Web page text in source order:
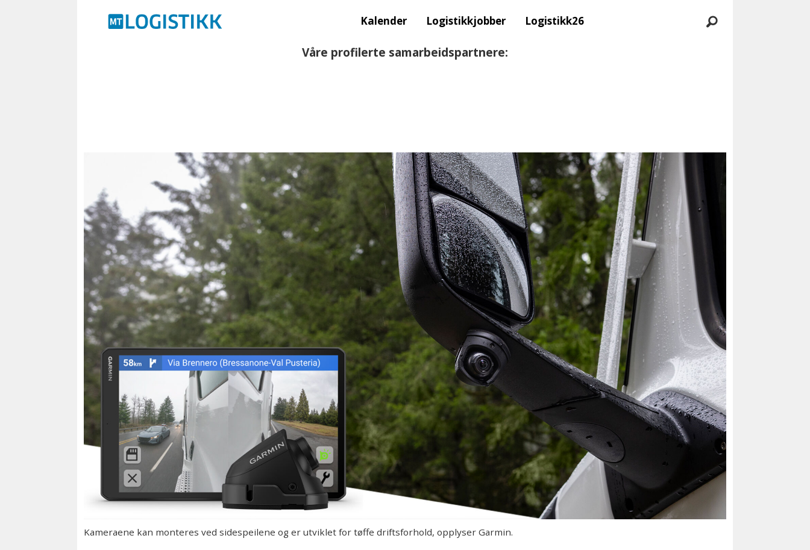
Kalender Logistikkjobber Logistikk26
Våre profilerte samarbeidspartnere:
Kameraene kan monteres ved sidespeilene og er utviklet for tøffe driftsforhold, opplyser Garmin.